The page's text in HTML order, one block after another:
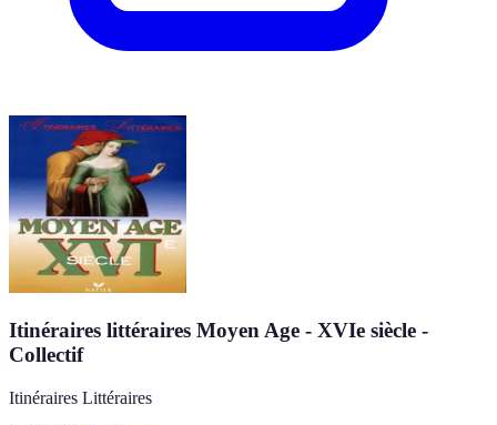
Itinéraires littéraires Moyen Age - XVIe siècle -
Collectif
Itinéraires Littéraires